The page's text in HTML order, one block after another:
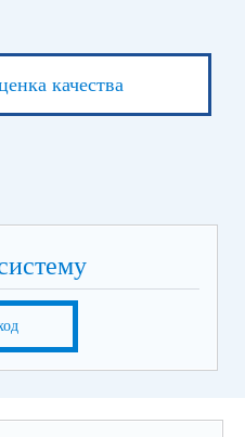
качества